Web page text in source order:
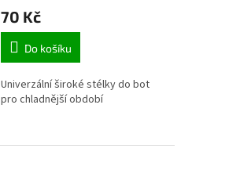
70 Kč
Do košíku
Univerzální široké stélky do bot
pro chladnější období